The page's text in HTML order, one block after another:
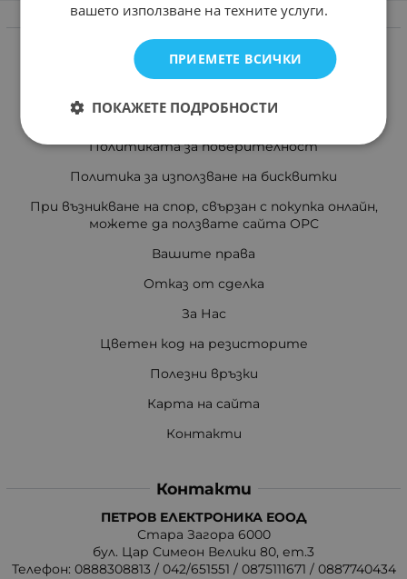
Доставка и плащане
Общи условия за ползване
Политиката за поверителност
Политика за използване на бисквитки
При възникване на спор, свързан с покупка онлайн,
можете да ползвате сайта ОРС
Вашите права
Отказ от сделка
За Нас
Цветен код на резисторите
Полезни връзки
Карта на сайта
Контакти
Контакти
ПЕТРОВ ЕЛЕКТРОНИКА ЕООД
Стара Загора 6000
бул. Цар Симеон Велики 80, ет.3
Телефон: 0888308813 / 042/651551 / 0875111671 / 0887740434
вашето използване на техните услуги.
ПРИЕМЕТЕ ВСИЧКИ
ПОКАЖЕТЕ ПОДРОБНОСТИ